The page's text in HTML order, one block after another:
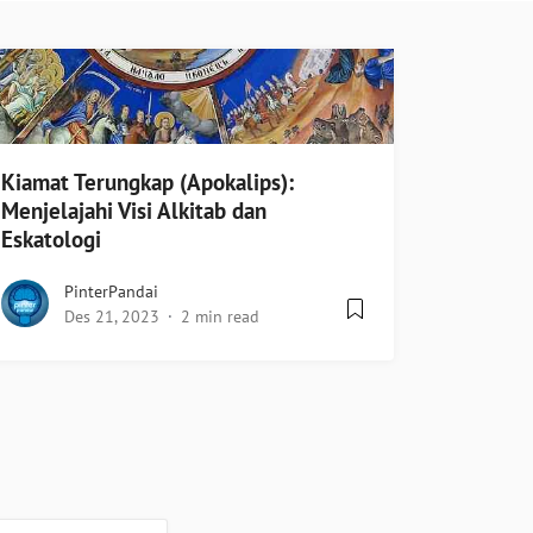
Kiamat Terungkap (Apokalips):
Menjelajahi Visi Alkitab dan
Eskatologi
PinterPandai
Des 21, 2023
2 min read